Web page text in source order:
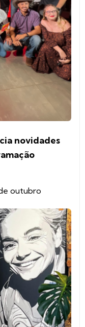
novidades
outubro